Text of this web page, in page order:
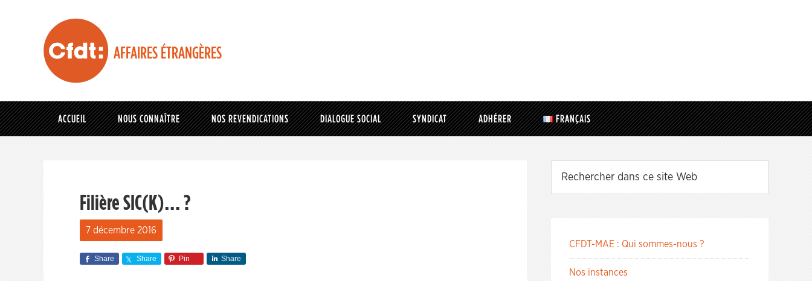
AFFAIRES ÉTRANGÈRES
ACCUEIL NOUS CONNAÎTRE NOS REVENDICATIONS DIALOGUE SOCIAL SYNDICAT ADHÉRER FRANÇAIS
Filière SIC(K)… ?
7 décembre 2016
Share Share Pin Share
CFDT-MAE : Qui sommes-nous ?
Nos instances